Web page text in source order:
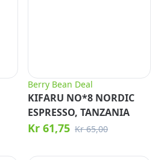
Berry Bean Deal
KIFARU NO*8 NORDIC
ESPRESSO, TANZANIA
Kr 61,75 Kr 65,00